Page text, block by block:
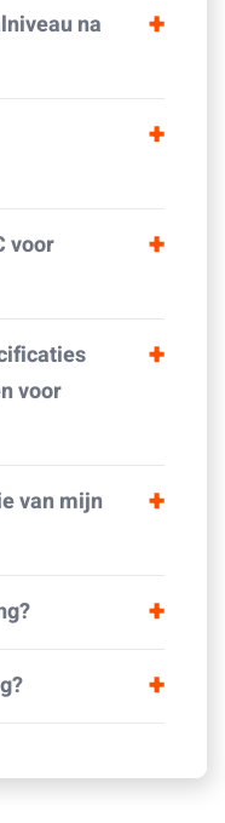
na
voor
voor
van mijn